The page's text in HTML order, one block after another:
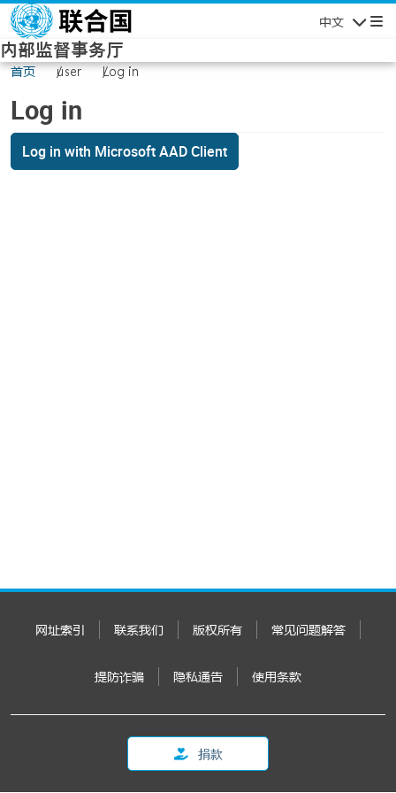
Skip to main content
中文
内部监督事务厅
首页 user Log in
Log in
Log in with Microsoft AAD Client
网址索引 联系我们 版权所有 常见问题解答
提防诈骗 隐私通告 使用条款
捐款